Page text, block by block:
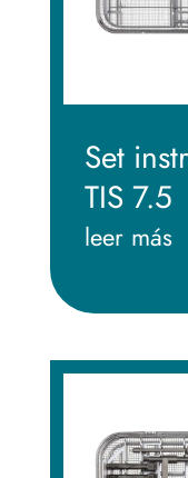
Set
TIS 7.5
leer más